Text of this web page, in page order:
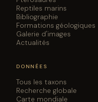
Reptiles marins
Bibliographie
Formations géologiques
Galerie d'images
Actualités
DONNÉES
Tous les taxons
Recherche globale
Carte mondiale